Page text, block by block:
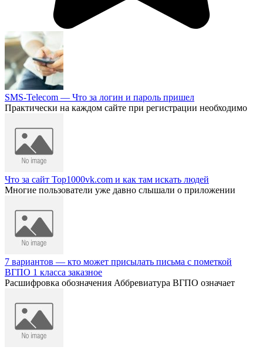
SMS-Telecom — Что за логин и пароль пришел
Практически на каждом сайте при регистрации необходимо
Что за сайт Top1000vk.com и как там искать людей
Многие пользователи уже давно слышали о приложении
7 вариантов — кто может присылать письма с пометкой
ВГПО 1 класса заказное
Расшифровка обозначения Аббревиатура ВГПО означает